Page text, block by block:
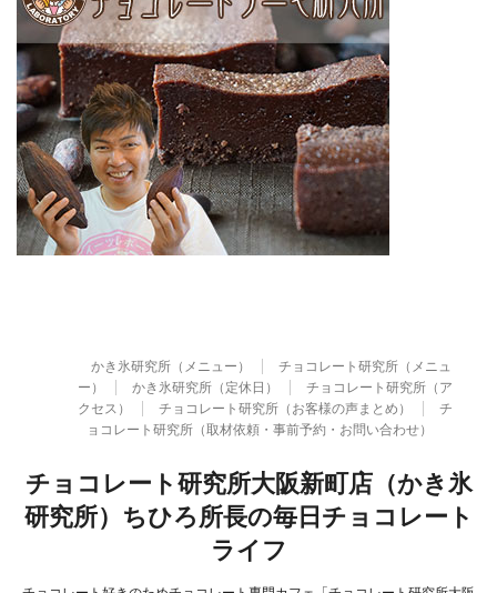
かき氷研究所（メニュー）
チョコレート研究所（メニュ
ー）
かき氷研究所（定休日）
チョコレート研究所（ア
クセス）
チョコレート研究所（お客様の声まとめ）
チ
ョコレート研究所（取材依頼・事前予約・お問い合わせ）
チョコレート研究所大阪新町店（かき氷
研究所）ちひろ所長の毎日チョコレート
ライフ